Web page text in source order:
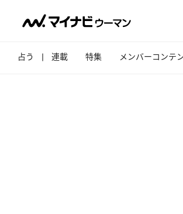
占う 連載 特集 メンバーコンテ